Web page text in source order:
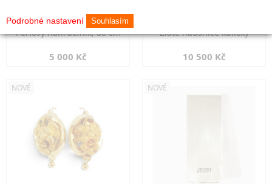
Perlový náhrdelník, 80 cm
5 000 Kč
Zlaté náušnice kuličky
10 500 Kč
NOVÉ NOVÉ
Podrobné nastavení Souhlasím